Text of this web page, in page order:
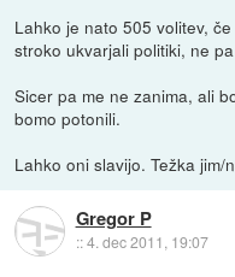
Lahko je nato 505 volitev,
stroko ukvarjali politiki, ne
Sicer pa me ne zanima, ali
bomo potonili.
Lahko oni slavijo. Težka jim/
Gregor P
::4. dec 2011, 19:07